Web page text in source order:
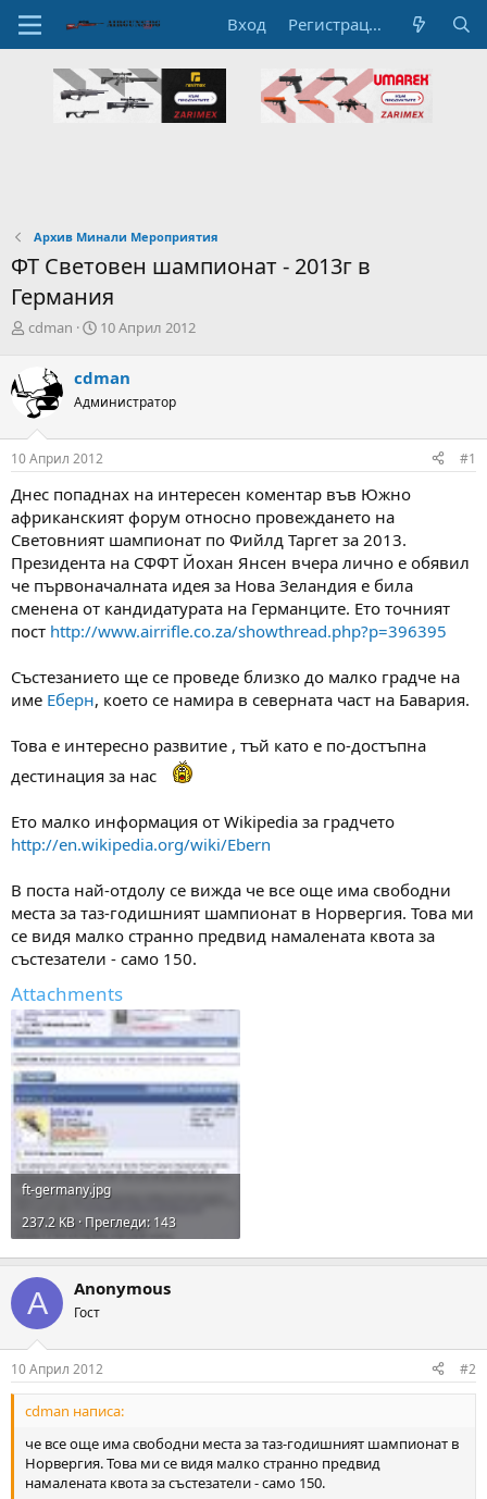
Вход Регистрация
Архив Минали Мероприятия
ФТ Световен шампионат - 2013г в
Германия
А
р
н
а
т
м
а
т
а
cdman
Н
а
л
а
Д
т
а
10 Април 2012
cdman
Администратор
10 Април 2012 #1
Днес попаднах на интересен коментар във Южно
африканският форум относно провеждането на
Световният шампионат по Фийлд Таргет за 2013.
Президента на СФФТ Йохан Янсен вчера лично е обявил
че първоначалната идея за Нова Зеландия е била
сменена от кандидатурата на Германците. Ето точният
пост http://www.airrifle.co.za/showthread.php?p=396395
Състезанието ще се проведе близко до малко градче на
име Еберн, което се намира в северната част на Бавария.
Това е интересно развитие , тъй като е по-достъпна
дестинация за нас
Ето малко информация от Wikipedia за градчето
http://en.wikipedia.org/wiki/Ebern
В поста най-отдолу се вижда че все още има свободни
места за таз-годишният шампионат в Норвергия. Това ми
се видя малко странно предвид намалената квота за
състезатели - само 150.
Attachments
ft-germany.jpg
237.2 KB · Прегледи: 143
A Anonymous
Гост
10 Април 2012 #2
cdman написа:
че все още има свободни места за таз-годишният шампионат в
Норвергия. Това ми се видя малко странно предвид
намалената квота за състезатели - само 150.